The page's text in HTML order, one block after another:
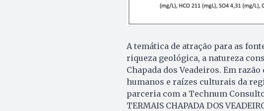
A temática de atração para as
riqueza geológica, a natureza
Chapada dos Veadeiros. Em
humanos e raízes culturais da
parceria com a Technum
TERMAIS CHAPADA DOS